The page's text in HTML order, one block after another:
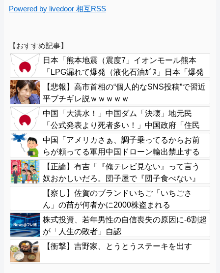
Powered by livedoor 相互RSS
【おすすめ記事】
日本「熊本地震（震度7」イオンモール熊本
「LPG漏れて爆発（液化石油ｶﾞｽ」日本「爆発
で火災が吹き飛ぶ（爆轟発生説」ハビタ「遺
族説明の虚偽を認める（営業部長発言」→
【悲報】高市首相の“個人的なSNS投稿”で習近
平ブチギレ説ｗｗｗｗｗ
中国「大洪水！」中国ダム「決壊」地元民
「公式発表より死者多い！」中国政府「住民
拘束！（安否不明」中国当局「救助隊動画も
削除」台風13号「三峡ﾀﾞﾑ接近中」→
中国「アメリカさぁ、調子乗ってるからお前
らが頼ってる軍用中国ドローン輸出禁止する
わw」
【正論】有吉「『俺テレビ見ない』って言う
奴おかしいだろ。団子屋で『団子食べない』
って言うか？」
【察し】佐賀のブランドいちご「いちごさ
ん」の苗が何者かに2000株盗まれる
株式投資、若年男性の自信喪失の原因に-6割超
が「人生の敗者」自認
【衝撃】吉野家、とうとうステーキを出す